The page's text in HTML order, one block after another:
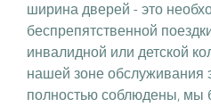
ширина дверей - это
беспрепятственной
инвалидной или детской
нашей зоне обслуживания
полностью соблюдены, мы